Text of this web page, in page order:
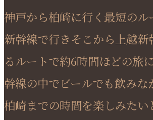
神戸から柏崎に行く最短の
新幹線で行きそこから上越新
るルートで約6時間ほどの旅
幹線の中でビールでも飲みな
柏崎までの時間を楽しみたい